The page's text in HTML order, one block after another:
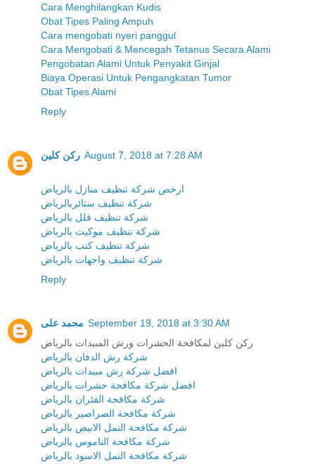
Cara Menghilangkan Kudis
Obat Tipes Paling Ampuh
Cara mengobati nyeri panggul
Cara Mengobati & Mencegah Tetanus Secara Alami
Pengobatan Alami Untuk Penyakit Ginjal
Biaya Operasi Untuk Pengangkatan Tumor
Obat Tipes Alami
Reply
ركن كلين August 7, 2018 at 7:28 AM
ارخص شركة تنظيف منازل بالرياض
شركة تنظيف ستائربالرياض
شركة تنظيف فلل بالرياض
شركة تنظيف موكيت بالرياض
شركة تنظيف كنب بالرياض
شركة تنظيف واجهات بالرياض
Reply
محمد على September 19, 2018 at 3:30 AM
ركن كلين لمكافحة الحشرات ورش المبيدات بالرياض
شركة رش الدفان بالرياض
افضل شركة رش مبيدات بالرياض
افضل شركة مكافحة حشرات بالرياض
شركة مكافحة الفئران بالرياض
شركة مكافحة الصراصير بالرياض
شركة مكافحة النمل الابيض بالرياض
شركة مكافحة الناموس بالرياض
شركة مكافحة النمل الاسود بالرياض